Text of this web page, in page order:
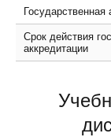
Государственная
Срок действия
аккредитации